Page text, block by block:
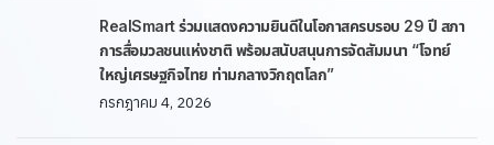
RealSmart ร่วมแสดงความยินดีในโอกาสครบรอบ 29 ปี สภา
การสื่อมวลชนแห่งชาติ พร้อมสนับสนุนการจัดสัมมนา “โจทย์
ใหญ่เศรษฐกิจไทย ท่ามกลางวิกฤตโลก”
กรกฎาคม 4, 2026